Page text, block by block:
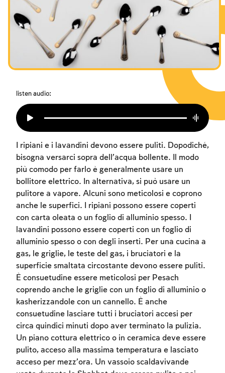
I digiuni commemorativi della distruzione del Tempio
Hanukkah
listen audio:
I ripiani e i lavandini devono essere puliti. Dopodiché,
bisogna versarci sopra dell’acqua bollente. Il modo
più comodo per farlo è generalmente usare un
bollitore elettrico. In alternativa, si può usare un
pulitore a vapore. Alcuni sono meticolosi e coprono
anche le superfici. I ripiani possono essere coperti
con carta oleata o un foglio di alluminio spesso. I
lavandini possono essere coperti con un foglio di
alluminio spesso o con degli inserti. Per una cucina a
gas, le griglie, le teste del gas, i bruciatori e la
superficie smaltata circostante devono essere puliti.
È consuetudine essere meticolosi per Pesach
coprendo anche le griglie con un foglio di alluminio o
kasherizzandole con un cannello. È anche
consuetudine lasciare tutti i bruciatori accesi per
circa quindici minuti dopo aver terminato la pulizia.
Un piano cottura elettrico o in ceramica deve essere
pulito, acceso alla massima temperatura e lasciato
acceso per mezz’ora. Un vassoio scaldavivande